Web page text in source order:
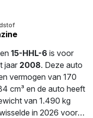
15-HHL-6 is voor
jaar 2008. Deze auto
vermogen van 170
cm³ en de auto heeft
van 1.490 kg
in 2026 voor